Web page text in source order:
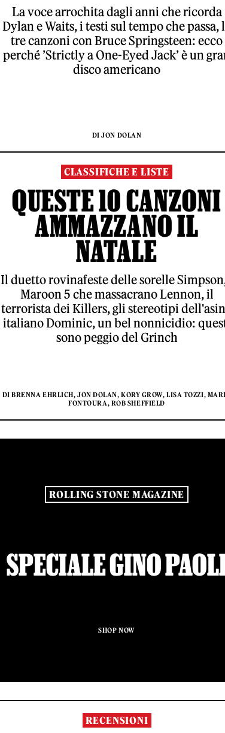
La voce arrochita dagli anni che ricorda
Dylan e Waits, i testi sul tempo che passa,
tre canzoni con Bruce Springsteen: ecco
perché ’Strictly a One-Eyed Jack’ è un
disco americano
DI JON DOLAN
CLASSIFICHE E LISTE
QUESTE 10 CANZONI
AMMAZZANO IL
NATALE
Il duetto rovinafeste delle sorelle
Maroon 5 che massacrano Lennon, il
terrorista dei Killers, gli stereotipi
italiano Dominic, un bel nonnicidio:
sono peggio del Grinch
DI BRENNA EHRLICH, JON DOLAN, KORY GROW, LISA TOZZI,
FONTOURA, ROB SHEFFIELD
ROLLING STONE MAGAZINE
SPECIALE GINO
SHOP NOW
RECENSIONI